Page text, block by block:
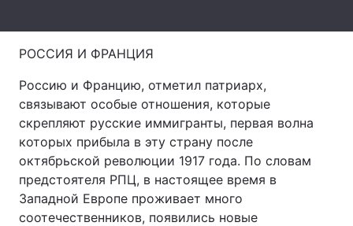
РОССИЯ И ФРАНЦИЯ
Россию и Францию, отметил патриарх,
связывают особые отношения, которые
скрепляют русские иммигранты, первая волна
которых прибыла в эту страну после
октябрьской революции 1917 года. По словам
предстоятеля РПЦ, в настоящее время в
Западной Европе проживает много
соотечественников, появились новые